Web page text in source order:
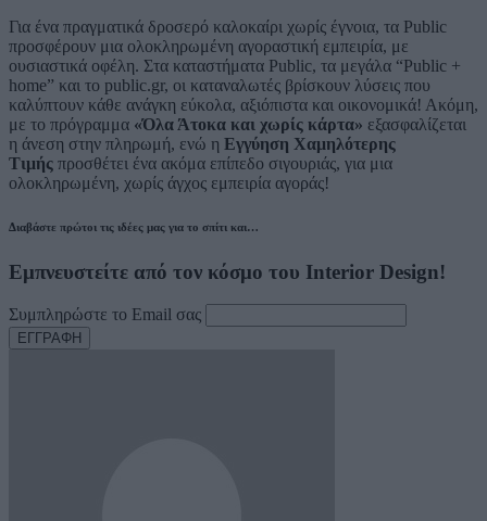
Για ένα πραγματικά δροσερό καλοκαίρι χωρίς έγνοια, τα Public
προσφέρουν μια ολοκληρωμένη αγοραστική εμπειρία, με
ουσιαστικά οφέλη. Στα καταστήματα Public, τα μεγάλα “Public +
home” και το public.gr, οι καταναλωτές βρίσκουν λύσεις που
καλύπτουν κάθε ανάγκη εύκολα, αξιόπιστα και οικονομικά! Ακόμη,
με το πρόγραμμα «Όλα Άτοκα και χωρίς κάρτα» εξασφαλίζεται
η άνεση στην πληρωμή, ενώ η Εγγύηση Χαμηλότερης
Τιμής προσθέτει ένα ακόμα επίπεδο σιγουριάς, για μια
ολοκληρωμένη, χωρίς άγχος εμπειρία αγοράς!
Διαβάστε πρώτοι τις ιδέες μας για το σπίτι και…
Εμπνευστείτε από τον κόσμο του Interior Design!
Συμπληρώστε το Email σας